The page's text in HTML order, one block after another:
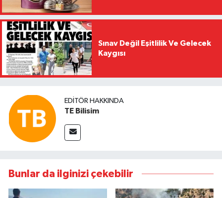
Sınav Değil Eşitlilik Ve Gelecek
Kaygısı
EDITÖR HAKKINDA
TE Bilisim
Bunlar da ilginizi çekebilir